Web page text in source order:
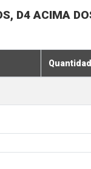
D4 ACIMA